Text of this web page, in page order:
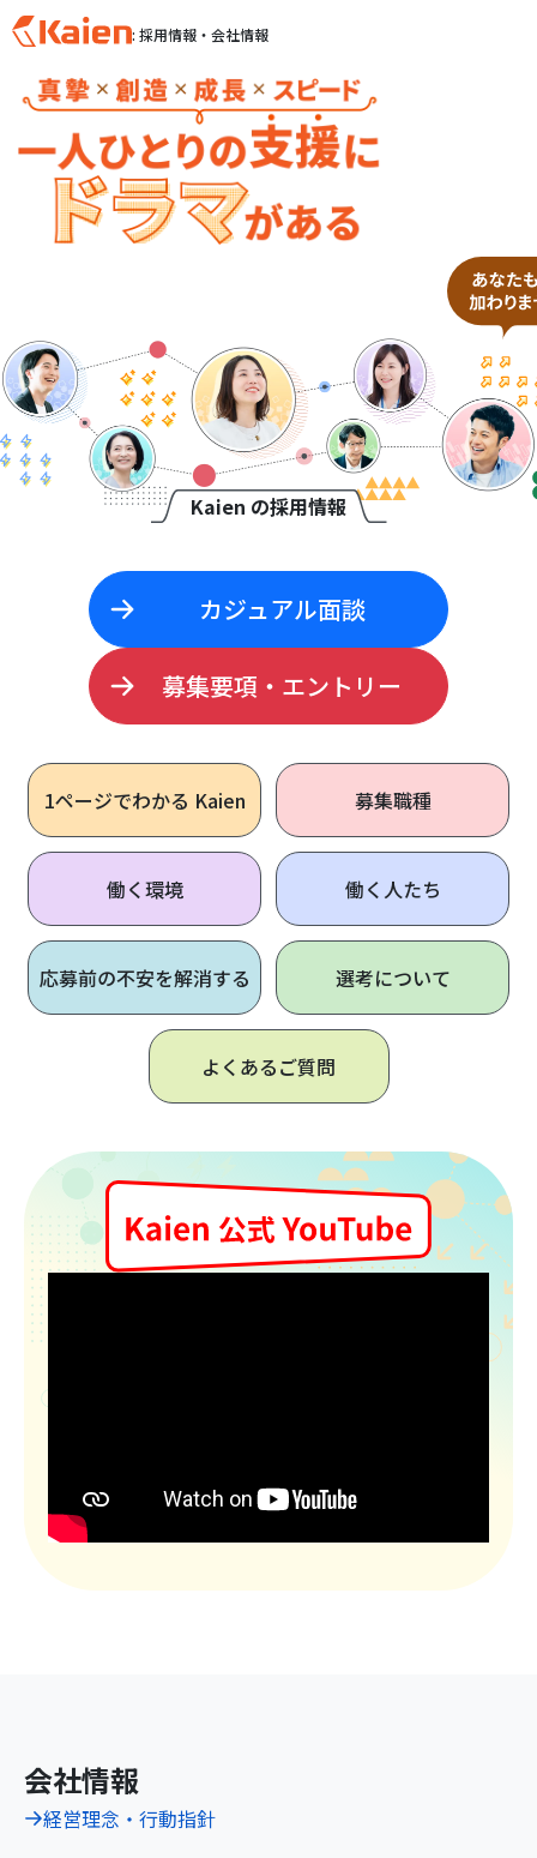
e
n
: 採用情報・会社情報
Kaien の採用情報
カジュアル面談
募集要項・エントリー
1ページでわかる Kaien 募集職種
働く環境 働く人たち
応募前の不安を解消する 選考について
よくあるご質問
会社情報
経営理念・行動指針